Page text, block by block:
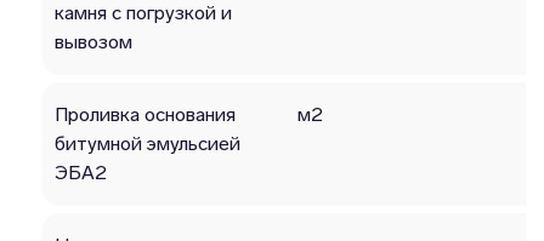
камня с погрузкой и
вывозом
Проливка основания
битумной эмульсией
ЭБА2
м2